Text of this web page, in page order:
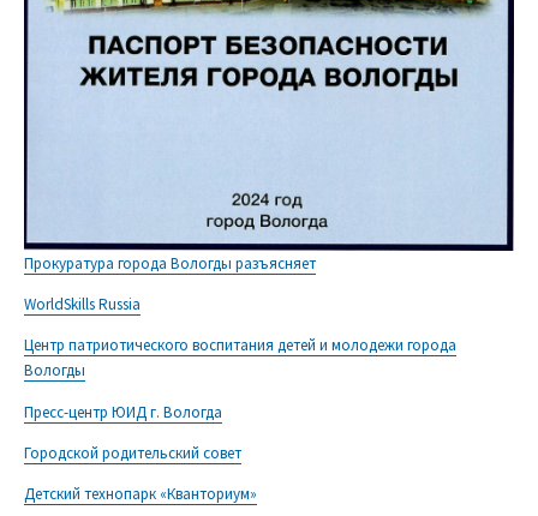
Прокуратура города Вологды разъясняет
WorldSkills Russia
Центр патриотического воспитания детей и молодежи города
Вологды
Пресс-центр ЮИД г. Вологда
Городской родительский совет
Детский технопарк «Кванториум»